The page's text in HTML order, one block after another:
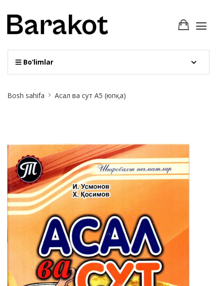
Bo‘limlar
Breadcrumb
Bosh sahifa Асал ва сут А5 (юпқа)